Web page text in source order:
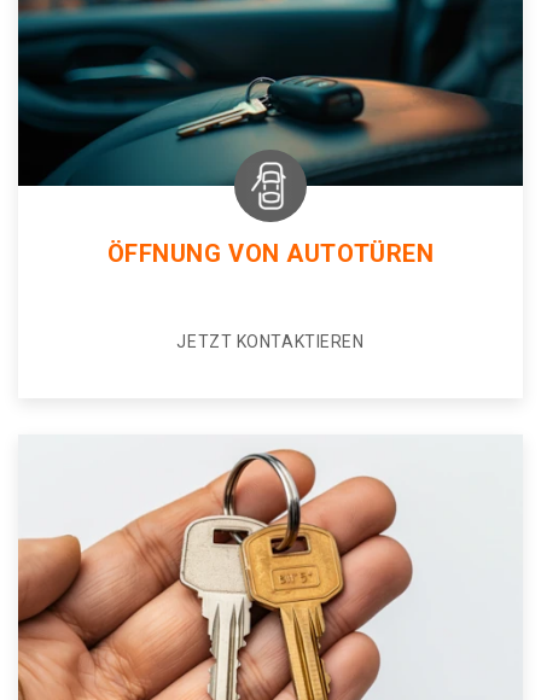
ÖFFNUNG VON AUTOTÜREN
JETZT KONTAKTIEREN